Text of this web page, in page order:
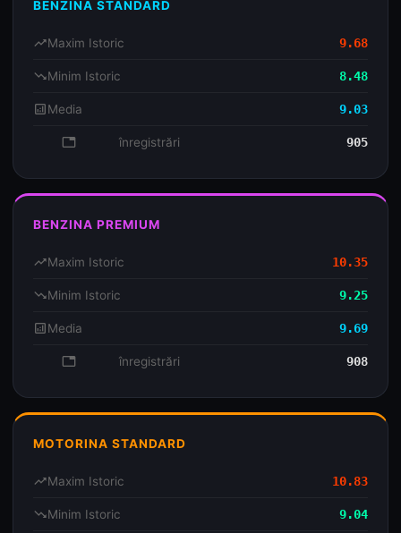
BENZINA STANDARD
trending_upMaxim Istoric 9.68
trending_downMinim Istoric 8.48
analyticsMedia 9.03
database înregistrări 905
BENZINA PREMIUM
trending_upMaxim Istoric 10.35
trending_downMinim Istoric 9.25
analyticsMedia 9.69
database înregistrări 908
MOTORINA STANDARD
trending_upMaxim Istoric 10.83
trending_downMinim Istoric 9.04